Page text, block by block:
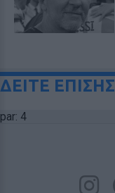
ΔΕΙΤΕ ΕΠΙΣΗΣ
par: 4